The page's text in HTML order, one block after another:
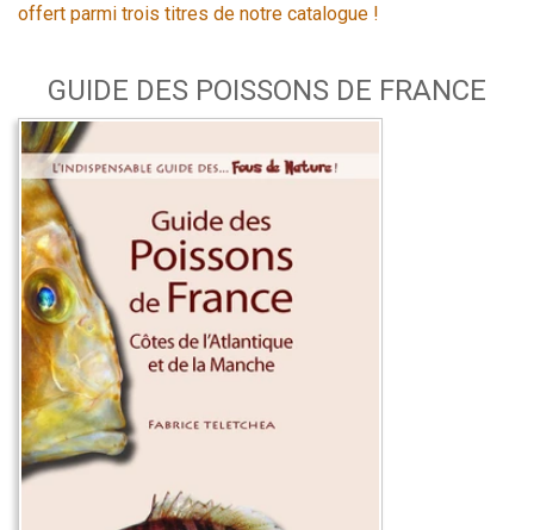
offert parmi trois titres de notre catalogue !
GUIDE DES POISSONS DE FRANCE